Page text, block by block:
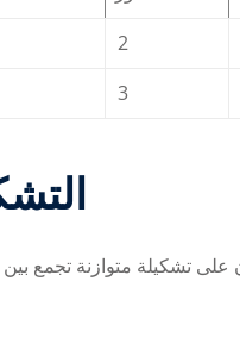
2
3